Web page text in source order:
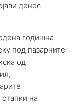
денес
годишна
под пазарните
од
на